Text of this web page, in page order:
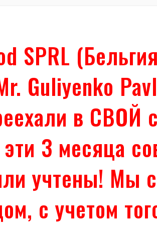
SPRL
Guliyenko
в СВОЙ
3 месяца
учтены! Мы
с учетом